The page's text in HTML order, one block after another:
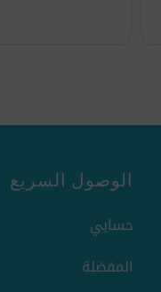
الوصول السريع
حسابي
المفضلة